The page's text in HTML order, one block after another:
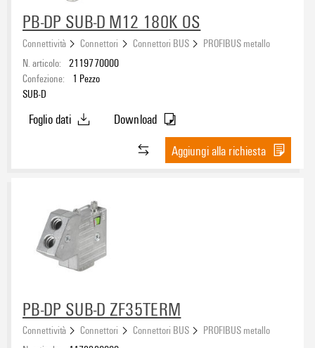
PB-DP SUB-D M12 180K OS
Connettività Connettori Connettori BUS
PROFIBUS metallo
N. articolo: 2119770000
Confezione:
1 Pezzo
SUB-D
Foglio dati
Download
Aggiungi alla richiesta
PB-DP SUB-D ZF35TERM
Connettività Connettori Connettori BUS
PROFIBUS metallo